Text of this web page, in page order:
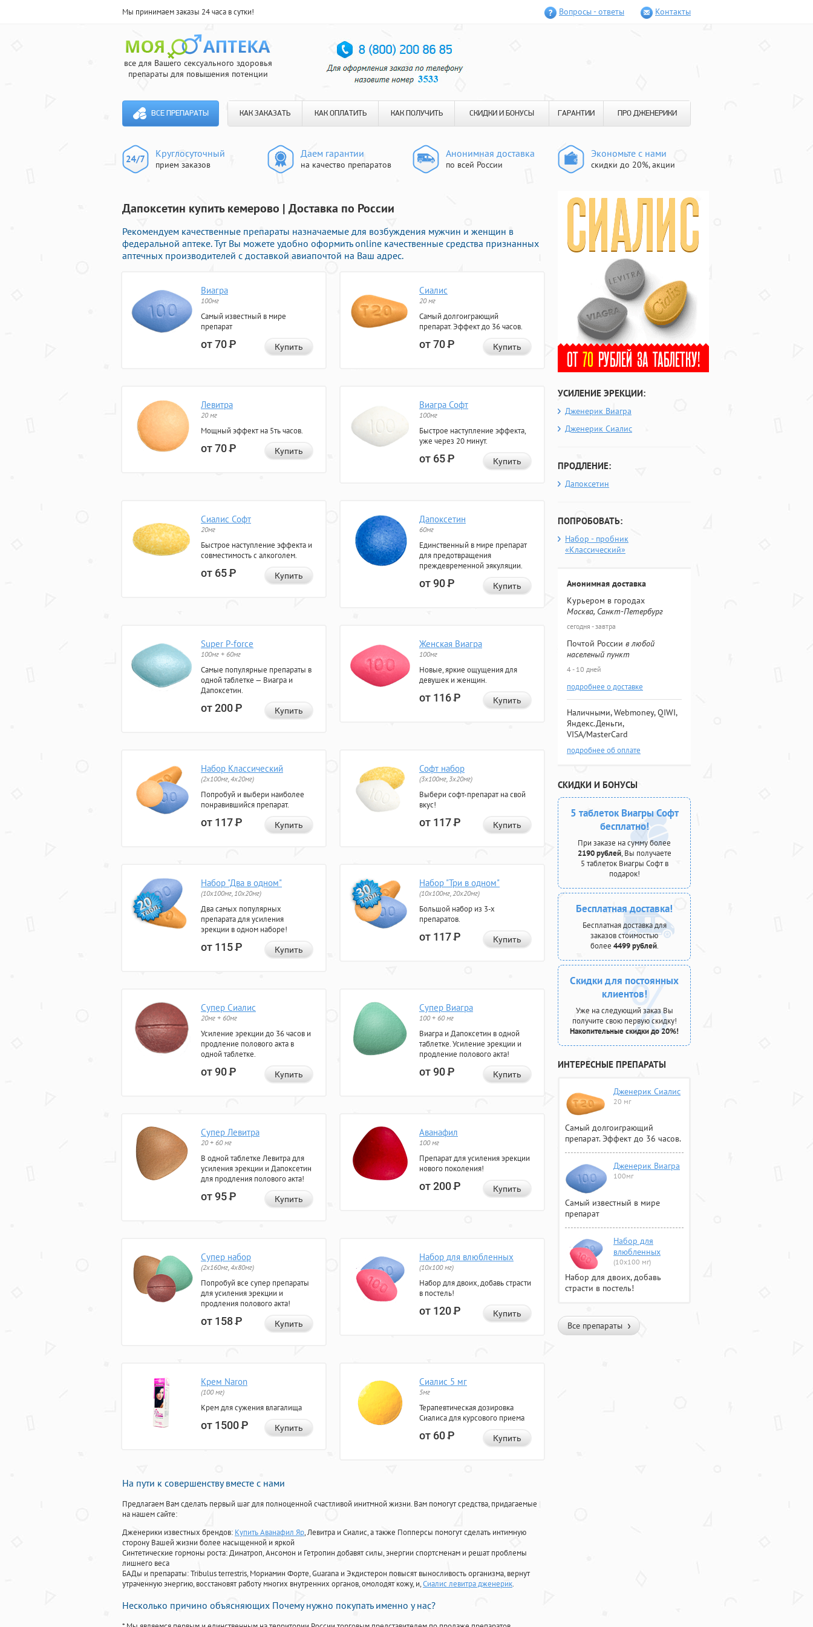
Мы принимаем заказы 24 часа в сутки! Вопросы - ответы Контакты
все для Вашего сексуального здоровья
препараты для повышения потенции
ВСЕ ПРЕПАРАТЫ КАК ЗАКАЗАТЬ КАК ОПЛАТИТЬ КАК ПОЛУЧИТЬ СКИДКИ И БОНУСЫ ГАРАНТИИ ПРО ДЖЕНЕРИКИ
Круглосуточный
прием заказов
Даем гарантии
на качество препаратов
Анонимная доставка
по всей России
Экономьте с нами
скидки до 20%, акции
Дапоксетин купить кемерово | Доставка по России
Рекомендуем качественные препараты назначаемые для возбуждения мужчин и женщин в
федеральной аптеке. Тут Вы можете удобно оформить online качественные средства признанных
аптечных производителей с доставкой авиапочтой на Ваш адрес.
Виагра
100мг
Самый известный в мире
препарат
от 70Р Купить
Сиалис
20 мг
Самый долгоиграющий
препарат. Эффект до 36 часов.
от 70Р Купить
Левитра
20 мг
Мощный эффект на 5ть часов.
от 70Р Купить
Виагра Софт
100мг
Быстрое наступление эффекта,
уже через 20 минут.
от 65Р Купить
Сиалис Софт
20мг
Быстрое наступление эффекта и
совместимость с алкоголем.
от 65Р Купить
Дапоксетин
60мг
Единственный в мире препарат
для предотвращения
преждевременной эякуляции.
от 90Р Купить
Super P-force
100мг + 60мг
Самые популярные препараты в
одной таблетке — Виагра и
Дапоксетин.
от 200Р Купить
Женская Виагра
100мг
Новые, яркие ощущения для
девушек и женщин.
от 116Р Купить
Набор Классический
(2x100мг, 4x20мг)
Попробуй и выбери наиболее
понравившийся препарат.
от 117Р Купить
Софт набор
(3x100мг, 3x20мг)
Выбери софт-препарат на свой
вкус!
от 117Р Купить
Набор "Два в одном"
(10x100мг, 10x20мг)
Два самых популярных
препарата для усиления
эрекции в одном наборе!
от 115Р Купить
Набор "Три в одном"
(10x100мг, 20x20мг)
Большой набор из 3-х
препаратов.
от 117Р Купить
Супер Сиалис
20мг + 60мг
Усиление эрекции до 36 часов и
продление полового акта в
одной таблетке.
от 90Р Купить
Супер Виагра
100 + 60 мг
Виагра и Дапоксетин в одной
таблетке. Усиление эрекции и
продление полового акта!
от 90Р Купить
Супер Левитра
20 + 60 мг
В одной таблетке Левитра для
усиления эрекции и Дапоксетин
для продления полового акта!
от 95Р Купить
Аванафил
100 мг
Препарат для усиления эрекции
нового поколения!
от 200Р Купить
Супер набор
(2х160мг, 4х80мг)
Попробуй все супер препараты
для усиления эрекции и
продления полового акта!
от 158Р Купить
Набор для влюбленных
(10х100 мг)
Набор для двоих, добавь страсти
в постель!
от 120Р Купить
Крем Naron
(100 мг)
Крем для сужения влагалища
от 1500Р Купить
Сиалис 5 мг
5мг
Терапевтическая дозировка
Сиалиса для курсового приема
от 60Р Купить
На пути к совершенству вместе с нами
Предлагаем Вам сделать первый шаг для полноценной счастливой инитмной жизни. Вам помогут средства, придагаемые
на нашем сайте:
Дженерики известных брендов: Купить Аванафил Яр, Левитра и Сиалис, а также Попперсы помогут сделать интимную
сторону Вашей жизни более насыщенной и яркой
Синтетические гормоны роста: Динатроп, Ансомон и Гетропин добавят силы, энергии спортсменам и решат проблемы
лишнего веса
БАДы и препараты:Tribulus terrestris, Мориамин Форте, Guarana и Экдистерон повысят выносливость организма, вернут
утраченную энергию, восстановят работу многих внутренних органов, омолодят кожу, и,Сиалис левитра дженерик.
Несколько причино объясняющих Почему нужно покупать именно у нас?
УСИЛЕНИЕ ЭРЕКЦИИ:
Дженерик Виагра
Дженерик Сиалис
ПРОДЛЕНИЕ:
Дапоксетин
ПОПРОБОВАТЬ:
Набор - пробник
«Классический»
Анонимная доставка
Курьером в городах
Москва, Санкт-Петербург
сегодня - завтра
Почтой России в любой
населеный пункт
4 - 10 дней
подробнее о доставке
Наличными, Webmoney, QIWI,
Яндекс.Деньги,
VISA/MasterCard
подробнее об оплате
СКИДКИ И БОНУСЫ
5 таблеток Виагры Софт
бесплатно!
При заказе на сумму более
2190 рублей, Вы получаете
5 таблеток Виагры Софт в
подарок!
Бесплатная доставка!
Бесплатная доставка для
заказов стоимостью
более 4499 рублей.
Скидки для постоянных
клиентов!
Уже на следующий заказ Вы
получите свою первую скидку!
Накопительные скидки до 20%!
ИНТЕРЕСНЫЕ ПРЕПАРАТЫ
Дженерик Сиалис
20 мг
Самый долгоиграющий
препарат. Эффект до 36 часов.
Дженерик Виагра
100мг
Самый известный в мире
препарат
Набор для
влюбленных
(10х100 мг)
Набор для двоих, добавь
страсти в постель!
Все препараты